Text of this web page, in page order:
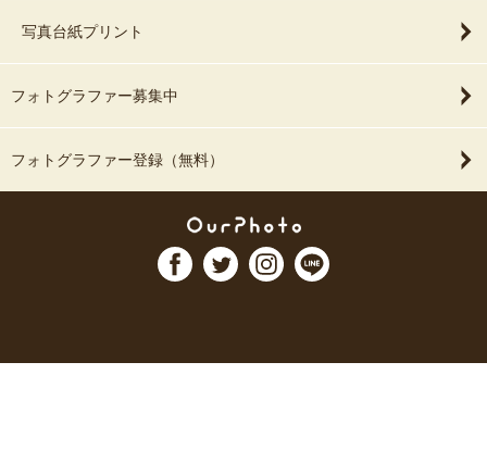
写真台紙プリント
フォトグラファー募集中
フォトグラファー登録（無料）